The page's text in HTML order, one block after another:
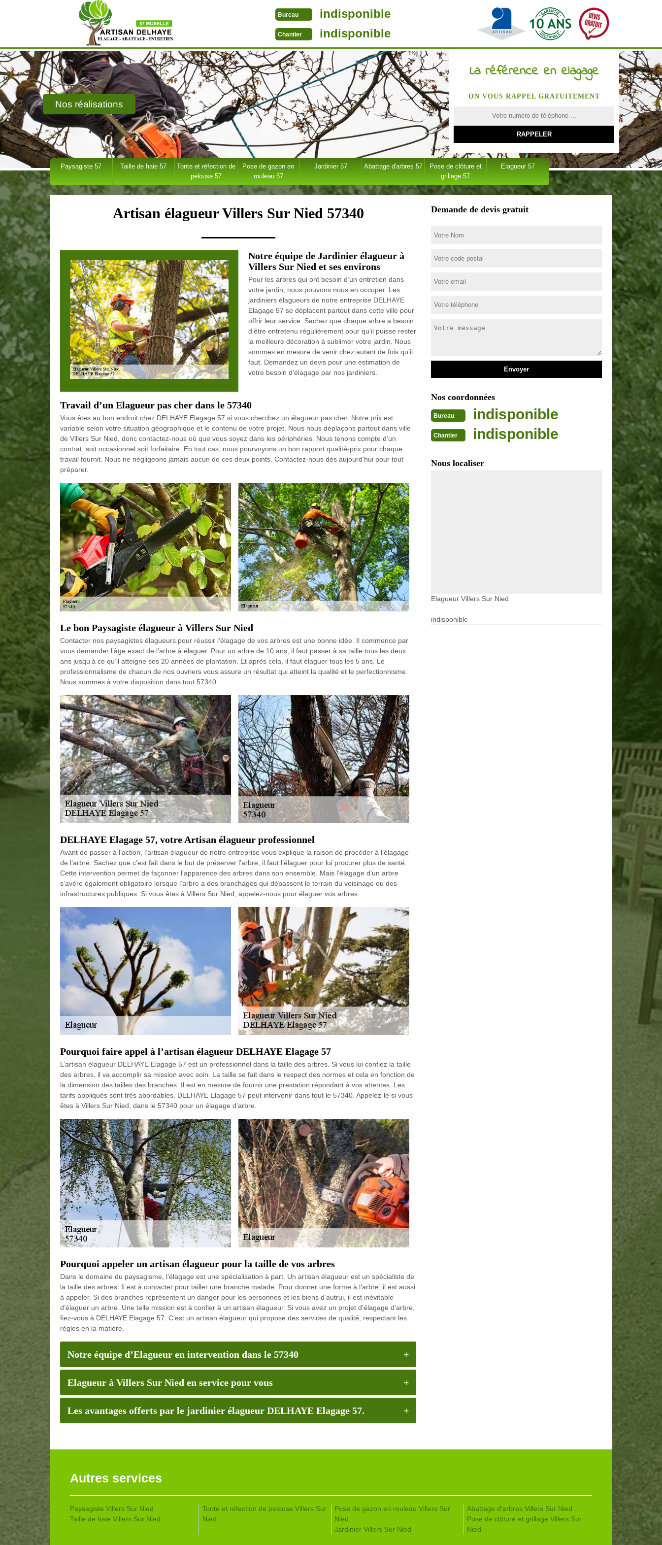
Bureau indisponible
Chantier indisponible
Nos réalisations
La référence en elagage
ON VOUS RAPPEL GRATUITEMENT
Paysagiste 57 Taille de haie 57
Tonte et réfection de
pelouse 57
Pose de gazon en
rouleau 57
Jardinier 57 Abattage d'arbres 57
Pose de clôture et
grillage 57
Elagueur 57
Artisan élagueur Villers Sur Nied 57340
Notre équipe de Jardinier élagueur à
Villers Sur Nied et ses environs
Pour les arbres qui ont besoin d’un entretien dans
votre jardin, nous pouvons nous en occuper. Les
jardiniers élagueurs de notre entreprise DELHAYE
Elagage 57 se déplacent partout dans cette ville pour
offrir leur service. Sachez que chaque arbre a besoin
d’être entretenu régulièrement pour qu’il puisse rester
la meilleure décoration à sublimer votre jardin. Nous
sommes en mesure de venir chez autant de fois qu’il
faut. Demandez un devis pour une estimation de
votre besoin d’élagage par nos jardiniers.
Travail d’un Elagueur pas cher dans le 57340
Vous êtes au bon endroit chez DELHAYE Elagage 57 si vous cherchez un élagueur pas cher. Notre prix est
variable selon votre situation géographique et le contenu de votre projet. Nous nous déplaçons partout dans ville
de Villers Sur Nied, donc contactez-nous où que vous soyez dans les périphéries. Nous tenons compte d’un
contrat, soit occasionnel soit forfaitaire. En tout cas, nous pourvoyons un bon rapport qualité-prix pour chaque
travail fournit. Nous ne négligeons jamais aucun de ces deux points. Contactez-nous dès aujourd’hui pour tout
préparer.
Le bon Paysagiste élagueur à Villers Sur Nied
Contacter nos paysagistes élagueurs pour réussir l’élagage de vos arbres est une bonne idée. Il commence par
vous demander l’âge exact de l’arbre à élaguer. Pour un arbre de 10 ans, il faut passer à sa taille tous les deux
ans jusqu’à ce qu’il atteigne ses 20 années de plantation. Et après cela, il faut élaguer tous les 5 ans. Le
professionnalisme de chacun de nos ouvriers vous assure un résultat qui atteint la qualité et le perfectionnisme.
Nous sommes à votre disposition dans tout 57340.
DELHAYE Elagage 57, votre Artisan élagueur professionnel
Avant de passer à l’action, l’artisan élagueur de notre entreprise vous explique la raison de procéder à l’élagage
de l’arbre. Sachez que c’est fait dans le but de préserver l’arbre, il faut l’élaguer pour lui procurer plus de santé.
Cette intervention permet de façonner l’apparence des arbres dans son ensemble. Mais l’élagage d’un arbre
s’avère également obligatoire lorsque l’arbre a des branchages qui dépassent le terrain du voisinage ou des
infrastructures publiques. Si vous êtes à Villers Sur Nied, appelez-nous pour élaguer vos arbres.
Pourquoi faire appel à l’artisan élagueur DELHAYE Elagage 57
L’artisan élagueur DELHAYE Elagage 57 est un professionnel dans la taille des arbres. Si vous lui confiez la taille
des arbres, il va accomplir sa mission avec soin. La taille se fait dans le respect des normes et cela en fonction de
la dimension des tailles des branches. Il est en mesure de fournir une prestation répondant à vos attentes. Les
tarifs appliqués sont très abordables. DELHAYE Elagage 57 peut intervenir dans tout le 57340. Appelez-le si vous
êtes à Villers Sur Nied, dans le 57340 pour un élagage d’arbre.
Pourquoi appeler un artisan élagueur pour la taille de vos arbres
Dans le domaine du paysagisme, l’élagage est une spécialisation à part. Un artisan élagueur est un spécialiste de
la taille des arbres. Il est à contacter pour tailler une branche malade. Pour donner une forme à l’arbre, il est aussi
à appeler. Si des branches représentent un danger pour les personnes et les biens d’autrui, il est inévitable
d’élaguer un arbre. Une telle mission est à confier à un artisan élagueur. Si vous avez un projet d’élagage d’arbre,
fiez-vous à DELHAYE Elagage 57. C’est un artisan élagueur qui propose des services de qualité, respectant les
règles en la matière.
Notre équipe d’Elagueur en intervention dans le 57340
Elagueur à Villers Sur Nied en service pour vous
Les avantages offerts par le jardinier élagueur DELHAYE Elagage 57.
Demande de devis gratuit
Nos coordonnées
Bureau indisponible
Chantier indisponible
Nous localiser
Elagueur Villers Sur Nied
indisponible
Autres services
Paysagiste Villers Sur Nied
Taille de haie Villers Sur Nied
Tonte et réfection de pelouse Villers Sur
Nied
Pose de gazon en rouleau Villers Sur
Nied
Jardinier Villers Sur Nied
Abattage d'arbres Villers Sur Nied
Pose de clôture et grillage Villers Sur
Nied